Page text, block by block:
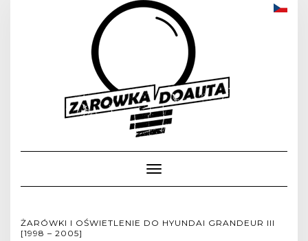
Toggle
Navigation
ŻARÓWKI I OŚWIETLENIE DO HYUNDAI GRANDEUR III
[1998 – 2005]